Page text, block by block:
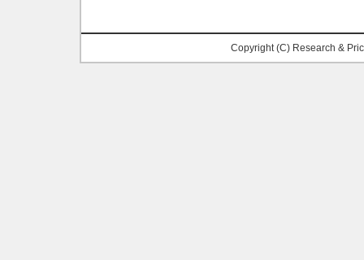
Copyright (C) Research &